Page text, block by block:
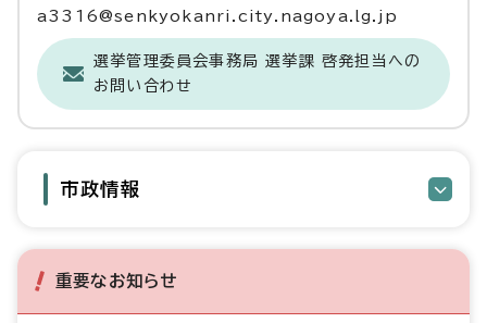
a3316@senkyokanri.city.nagoya.lg.jp
選挙管理委員会事務局 選挙課 啓発担当への
お問い合わせ
市政情報
重要なお知らせ